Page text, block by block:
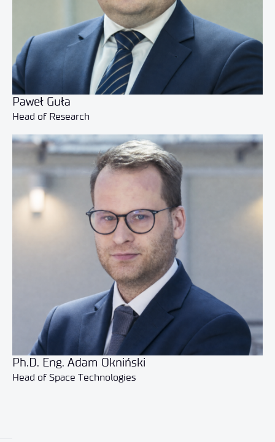
Paweł Guła
Head of Research
Ph.D. Eng. Adam Okniński
Head of Space Technologies